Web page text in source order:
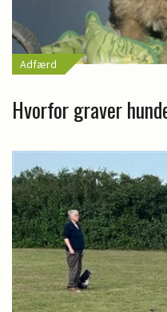
Adfærd
Hvorfor graver